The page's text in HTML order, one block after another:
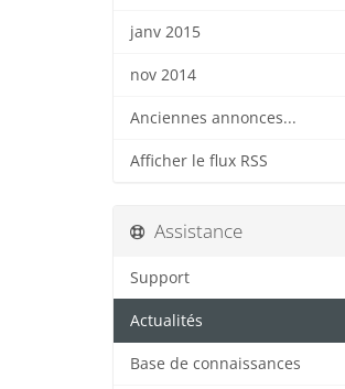
janv 2015
nov 2014
Anciennes annonces...
Afficher le flux RSS
Assistance
Support
Actualités
Base de connaissances